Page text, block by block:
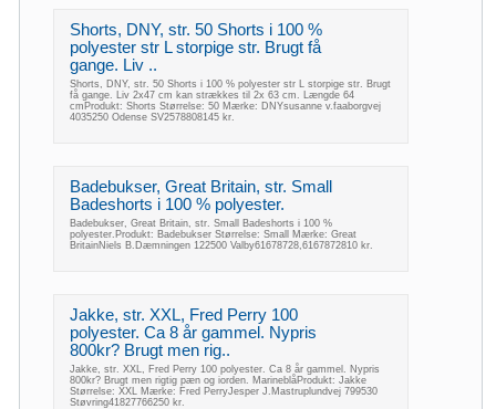
Shorts, DNY, str. 50 Shorts i 100 %
polyester str L storpige str. Brugt få
gange. Liv ..
Shorts, DNY, str. 50 Shorts i 100 % polyester str L storpige str. Brugt
få gange. Liv 2x47 cm kan strækkes til 2x 63 cm. Længde 64
cmProdukt: Shorts Størrelse: 50 Mærke: DNYsusanne v.faaborgvej
4035250 Odense SV2578808145 kr.
Badebukser, Great Britain, str. Small
Badeshorts i 100 % polyester.
Badebukser, Great Britain, str. Small Badeshorts i 100 %
polyester.Produkt: Badebukser Størrelse: Small Mærke: Great
BritainNiels B.Dæmningen 122500 Valby61678728,6167872810 kr.
Jakke, str. XXL, Fred Perry 100
polyester. Ca 8 år gammel. Nypris
800kr? Brugt men rig..
Jakke, str. XXL, Fred Perry 100 polyester. Ca 8 år gammel. Nypris
800kr? Brugt men rigtig pæn og iorden. MarineblåProdukt: Jakke
Størrelse: XXL Mærke: Fred PerryJesper J.Mastruplundvej 799530
Støvring41827766250 kr.